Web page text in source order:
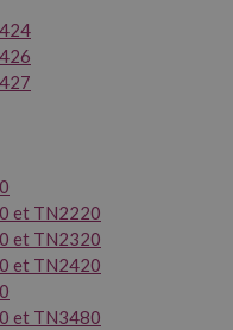
et TN2220
et TN2320
et TN2420
et TN3480